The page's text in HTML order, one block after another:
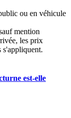
ou en véhicule
mention
les prix
s'appliquent.
est-elle